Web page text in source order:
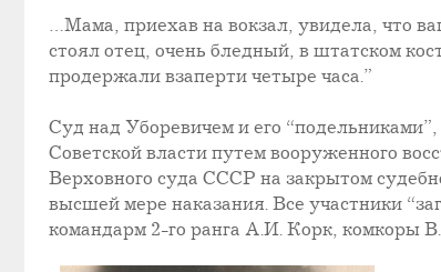
…Мама, приехав на вокзал, увидела, что
стоял отец, очень бледный, в штатском
продержали взаперти четыре часа.”
Суд над Уборевичем и его
Советской власти путем вооруженного
Верховного суда СССР на закрытом
высшей мере наказания. Все участники
командарм 2-го ранга А.И. Корк, комкоры